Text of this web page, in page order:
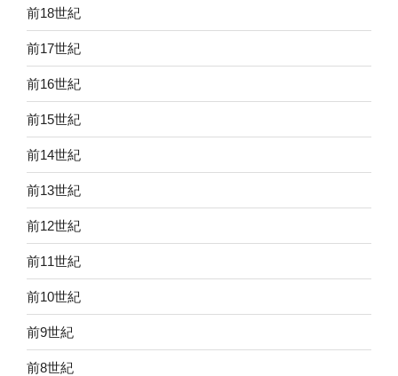
前18世紀
前17世紀
前16世紀
前15世紀
前14世紀
前13世紀
前12世紀
前11世紀
前10世紀
前9世紀
前8世紀